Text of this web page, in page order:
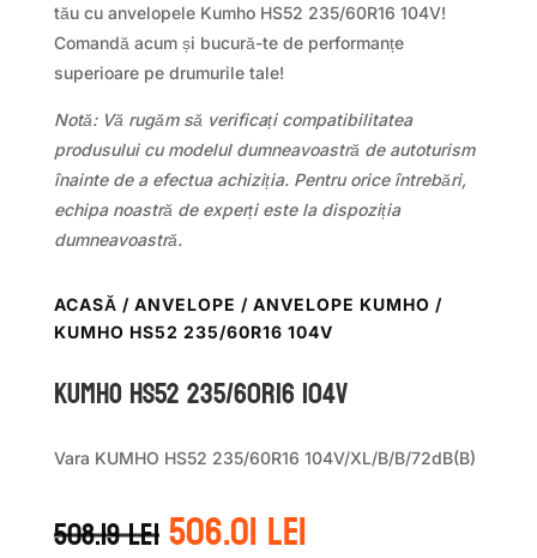
tău cu anvelopele Kumho HS52 235/60R16 104V!
Comandă acum și bucură-te de performanțe
superioare pe drumurile tale!
Notă: Vă rugăm să verificați compatibilitatea
produsului cu modelul dumneavoastră de autoturism
înainte de a efectua achiziția. Pentru orice întrebări,
echipa noastră de experți este la dispoziția
dumneavoastră.
ACASĂ / ANVELOPE / ANVELOPE KUMHO /
KUMHO HS52 235/60R16 104V
Kumho HS52 235/60R16 104V
Vara KUMHO HS52 235/60R16 104V/XL/B/B/72dB(B)
508.19leiPrețul
506.01leiPrețul